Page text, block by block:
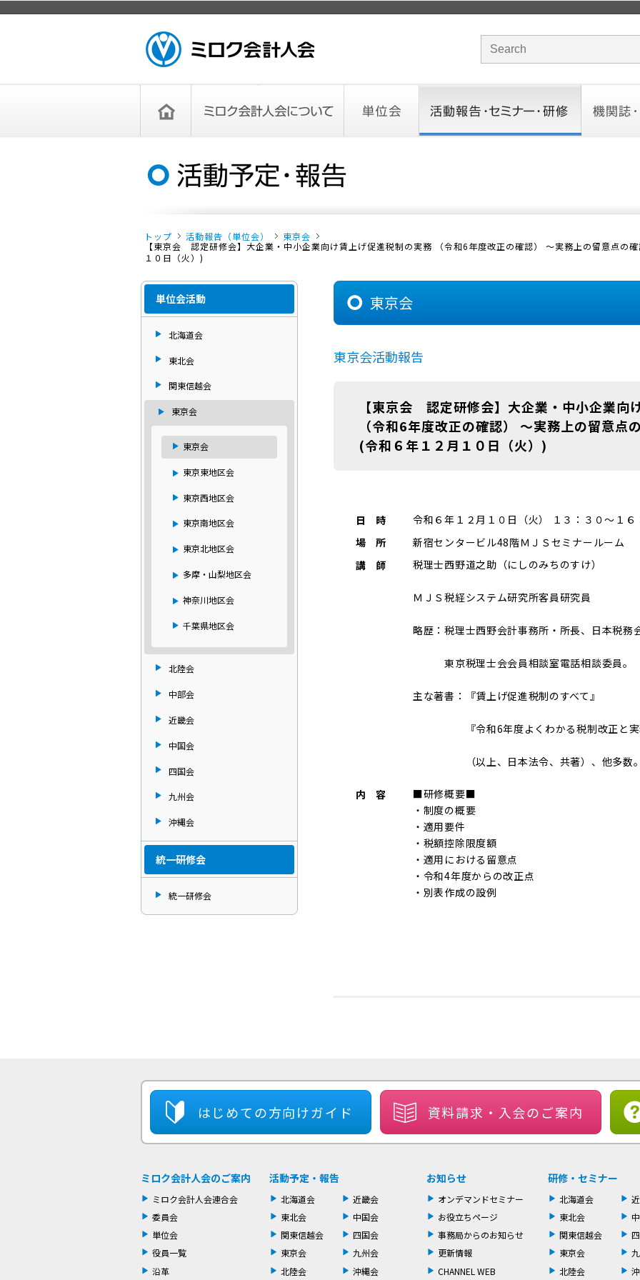
サイト内検索のキーワード
トップ 活動報告（単位会）
東京会
【東京会 認定研修会】大企業・中小企業向け賃上げ促進税制の実務 （令和6年度改正の確認） ～実務上の留意点の
１０日（火）)
単位会活動
北海道会
東北会
関東信越会
東京会
東京会
東京東地区会
東京西地区会
東京南地区会
東京北地区会
多摩・山梨地区会
神奈川地区会
千葉県地区会
北陸会
中部会
近畿会
中国会
四国会
九州会
沖縄会
統一研修会
統一研修会
東京会
東京会活動報告
【東京会 認定研修会】大企業・中小企業向
（令和6年度改正の確認） ～実務上の留意点
(令和６年１２月１０日（火）)
日 時
令和６年１２月１０日（火） １３：３０～１６
場 所
新宿センタービル48階ＭＪＳセミナールーム
講 師
税理士西野道之助（にしのみちのすけ）
ＭＪＳ税経システム研究所客員研究員
略歴：税理士西野会計事務所・所長、日本税務
東京税理士会会員相談室電話相談委員。
主な著書：『賃上げ促進税制のすべて』
『令和6年度よくわかる税制改正と実務
（以上、日本法令、共著）、他多数。
内 容
■研修概要■
・制度の概要
・適用要件
・税額控除限度額
・適用における留意点
・令和4年度からの改正点
・別表作成の設例
はじめての方向けガイド 資料請求・ 入会のご案内
ミロク会計人会のご案内
ミロク会計人会連合会
委員会
単位会
役員一覧
沿革
活動予定・報告
北海道会
東北会
関東信越会
東京会
北陸会
近畿会
中国会
四国会
九州会
沖縄会
お知らせ
オンデマンドセミナー
お役立ちページ
事務局からのお知らせ
更新情報
CHANNEL WEB
研修・セミナー
北海道会
東北会
関東信越会
東京会
北陸会